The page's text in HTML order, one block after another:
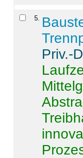
5
Priv.-